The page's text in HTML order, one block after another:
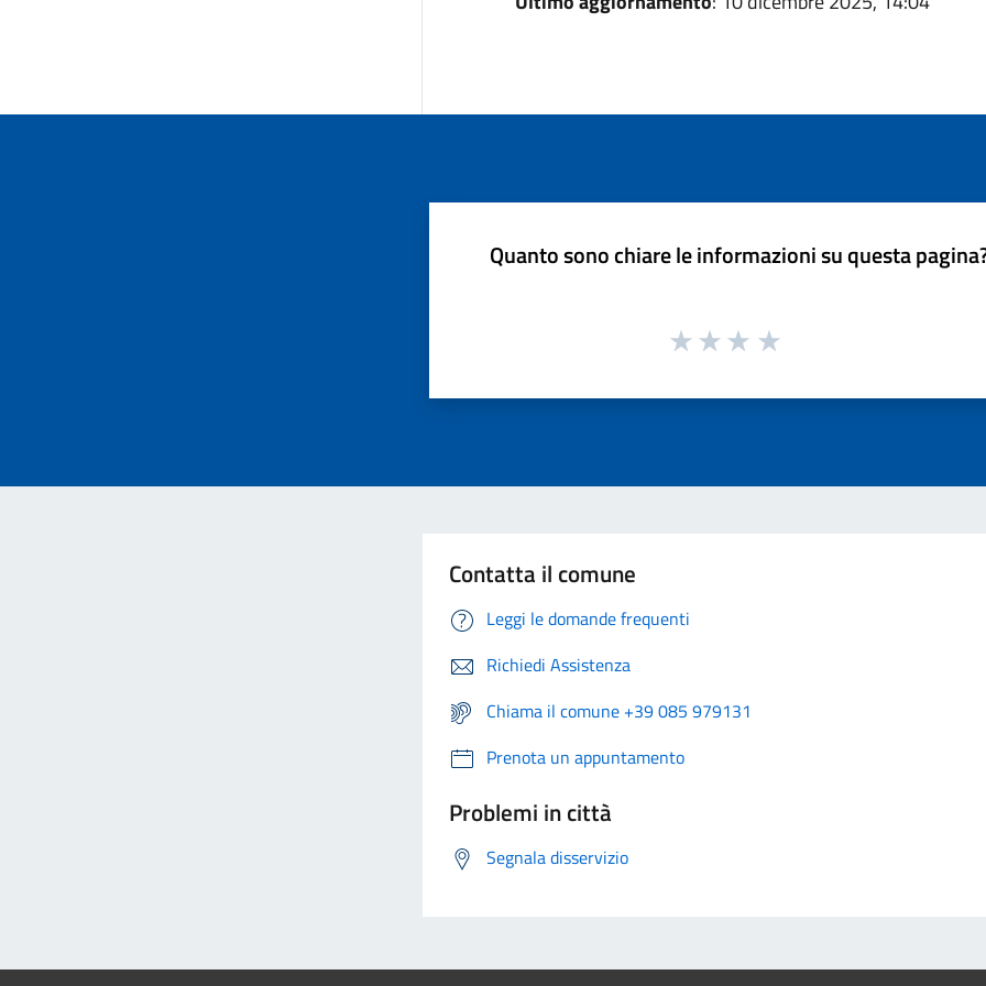
Quanto sono chiare le informazioni su questa
Contatta il comune
Leggi le domande frequenti
Richiedi Assistenza
Chiama il comune +39 085 979131
Prenota un appuntamento
Problemi in città
Segnala disservizio